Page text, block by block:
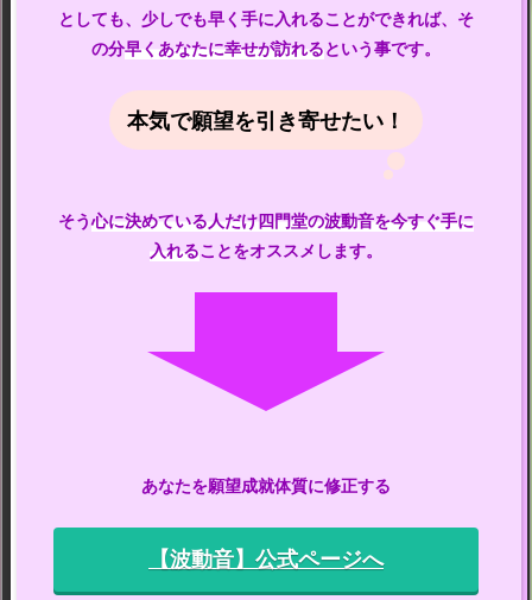
としても、少しでも早く手に入れることができれば、そ
の分早くあなたに幸せが訪れるという事です。
本気で願望を引き寄せたい！
そう心に決めている人だけ四門堂の波動音を今すぐ手に
入れることをオススメします。
あなたを願望成就体質に修正する
【波動音】公式ページへ